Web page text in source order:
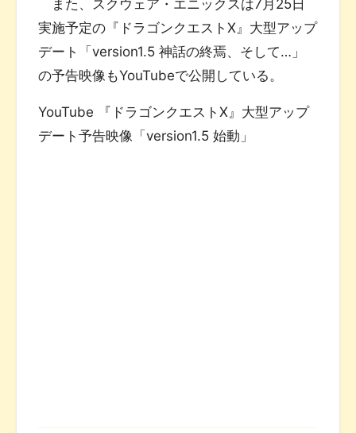
また、スクウェア・エニックスは7月25日
実施予定の『ドラゴンクエストX』大型アップ
デート「version1.5 神話の終焉、そして…」
の予告映像もYouTubeで公開している。
YouTube 『ドラゴンクエストX』大型アップ
デート予告映像「version1.5 始動」